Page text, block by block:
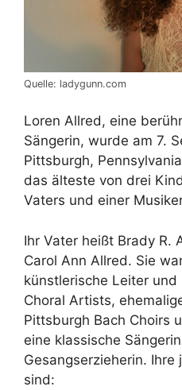
Quelle: ladygunn.com
Loren Allred, eine
Sängerin, wurde am 7.
Pittsburgh,
das älteste von drei
Vaters und einer
Ihr Vater heißt Brady R.
Carol Ann Allred. Sie
künstlerische Leiter
Choral Artists,
Pittsburgh Bach Choirs
eine klassische
Gesangserzieherin. Ihre
sind: